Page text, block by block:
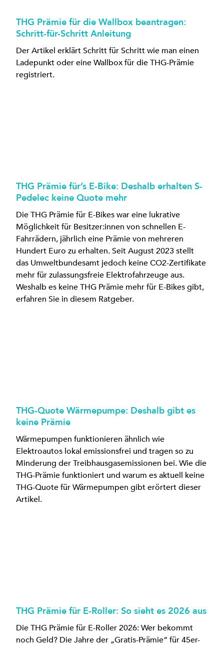
THG Prämie für die Wallbox beantragen:
Schritt-für-Schritt Anleitung
Der Artikel erklärt Schritt für Schritt wie man einen
Ladepunkt oder eine Wallbox für die THG-Prämie
registriert.
THG Prämie für’s E-Bike: Deshalb erhalten S-
Pedelec keine Quote mehr
Die THG Prämie für E-Bikes war eine lukrative
Möglichkeit für Besitzer:innen von schnellen E-
Fahrrädern, jährlich eine Prämie von mehreren
Hundert Euro zu erhalten. Seit August 2023 stellt
das Umweltbundesamt jedoch keine CO2-Zertifikate
mehr für zulassungsfreie Elektrofahrzeuge aus.
Weshalb es keine THG Prämie mehr für E-Bikes gibt,
erfahren Sie in diesem Ratgeber.
THG-Quote Wärmepumpe: Deshalb gibt es
keine Prämie
Wärmepumpen funktionieren ähnlich wie
Elektroautos lokal emissionsfrei und tragen so zu
Minderung der Treibhausgasemissionen bei. Wie die
THG-Prämie funktioniert und warum es aktuell keine
THG-Quote für Wärmepumpen gibt erörtert dieser
Artikel.
THG Prämie für E-Roller: So sieht es 2026 aus
Die THG Prämie für E-Roller 2026: Wer bekommt
noch Geld? Die Jahre der „Gratis-Prämie“ für 45er-